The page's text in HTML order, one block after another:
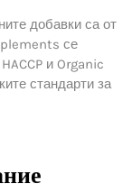
добавки са от
се
и Organic
стандарти за